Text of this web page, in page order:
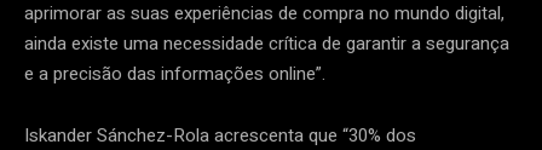
aprimorar as suas experiências de compra no mundo digital,
ainda existe uma necessidade crítica de garantir a segurança
e a precisão das informações online”.
Iskander Sánchez-Rola acrescenta que “30% dos